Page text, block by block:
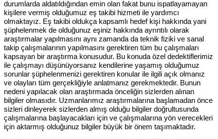
durumlarda aldatıldığından emin olan fakat bunu ispatlayamayan
kişilere vermiş olduğumuz eş takibi hizmeti ile yardımcı
olmaktayız. Eş takibi oldukça kapsamlı hedef kişi hakkında yani
şüphelenmek de olduğunuz eşiniz hakkında ayrıntılı olarak
araştırmalar yapılmasını aynı zamanda da teknik fiziki ve sanal
takip çalışmalarının yapılmasını gerektiren tüm bu çalışmaları
kapsayan bir araştırma konusudur. Bu konuda özel dedektiflerimiz
ile çalışmayı düşünüyorsanız kendilerine yaşamış olduğumuz
sorunlar şüphelenmenizi gerektiren konular ile ilgili açık olmanız
ve olayları tüm gerçekliğiyle anlatmanız gerekmektedir. Bunun
nedeni yapılacak olan araştırmada önceliğin sizlerden alınan
bilgiler olmasıdır. Uzmanlarımız araştırmalarına başlamadan önce
sizleri dinleyerek sizlerden almış olduğu bilgiler doğrultusunda
çalışmalarına başlayacakları için ve çalışmalarına yön verecekleri
için aktarmış olduğunuz bilgiler büyük bir önem taşımaktadır.